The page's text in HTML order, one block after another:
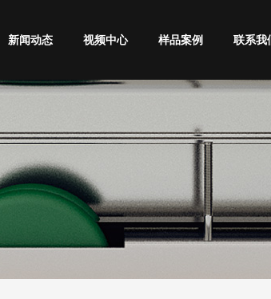
新闻动态 视频中心 样品案例 联系我